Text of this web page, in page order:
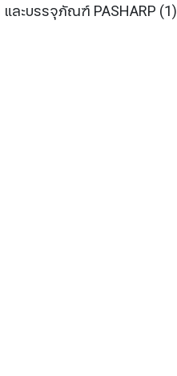
ละบรรจุภัณฑ์ PASHARP (1)